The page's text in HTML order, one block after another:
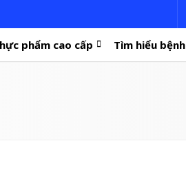
phẩm cao cấp Tìm hiểu bệnh